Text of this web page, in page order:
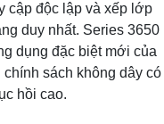
cập độc lập và xếp lớp
duy nhất. Series 3650
dụng đặc biệt mới của
sách không dây có
hồi cao.